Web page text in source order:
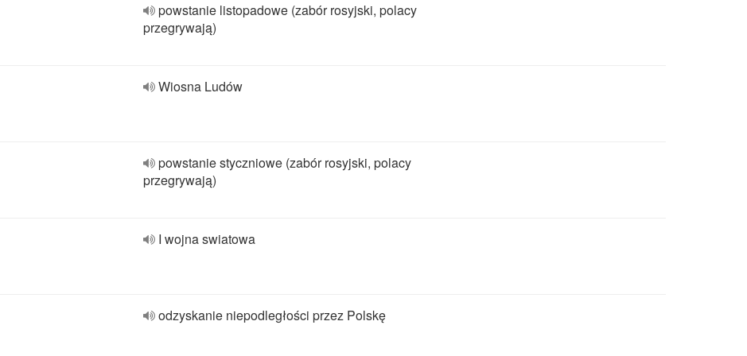
powstanie listopadowe (zabór rosyjski, polacy
przegrywają)
Wiosna Ludów
powstanie styczniowe (zabór rosyjski, polacy
przegrywają)
I wojna swiatowa
odzyskanie niepodległości przez Polskę